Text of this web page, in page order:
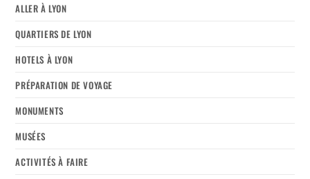
ALLER À LYON
QUARTIERS DE LYON
HOTELS À LYON
PRÉPARATION DE VOYAGE
MONUMENTS
MUSÉES
ACTIVITÉS À FAIRE